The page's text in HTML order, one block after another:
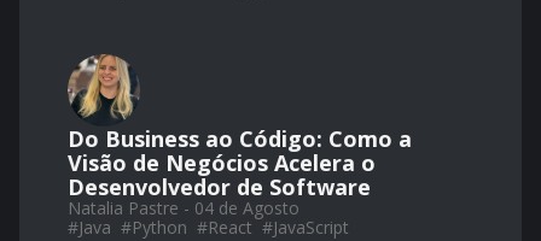
Do Business ao Código: Como a
Visão de Negócios Acelera o
Desenvolvedor de Software
Natalia Pastre - 04 de Agosto
#Java #Python #React #JavaScript